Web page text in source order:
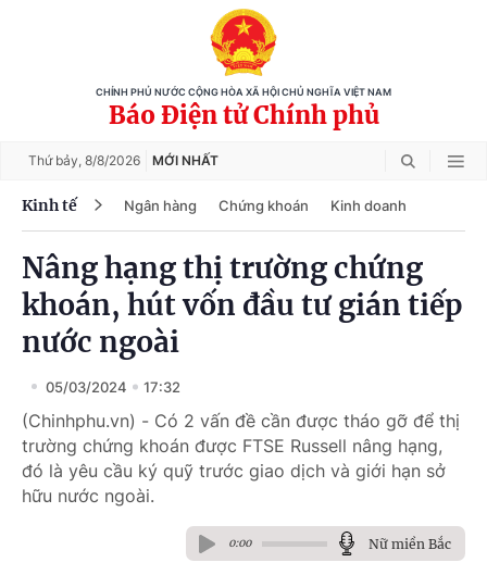
CHÍNH PHỦ NƯỚC CỘNG HÒA XÃ HỘI CHỦ NGHĨA VIỆT NAM
Báo Điện tử Chính phủ
Thứ bảy, 8/8/2026 MỚI NHẤT
Kinh tế Ngân hàng Chứng khoán Kinh doanh
Nâng hạng thị trường chứng
khoán, hút vốn đầu tư gián tiếp
nước ngoài
05/03/2024 17:32
(Chinhphu.vn) - Có 2 vấn đề cần được tháo gỡ để thị
trường chứng khoán được FTSE Russell nâng hạng,
đó là yêu cầu ký quỹ trước giao dịch và giới hạn sở
hữu nước ngoài.
0:00 Nữ miền Bắc